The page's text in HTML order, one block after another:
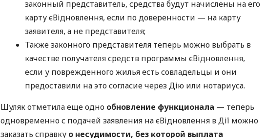
законный представитель, средства будут начислены на его
карту єВідновлення, если по доверенности — на карту
заявителя, а не представителя;
Также законного представителя теперь можно выбрать в
качестве получателя средств программы єВідновлення,
если у поврежденного жилья есть совладельцы и они
предоставили на это согласие через Дію или нотариуса.
Шуляк отметила еще одно обновление функционала — теперь
одновременно с подачей заявления на єВідновлення в Дії можно
заказать справку о несудимости, без которой выплата